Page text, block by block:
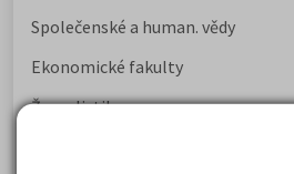
Společenské a human. vědy
Ekonomické fakulty
Žurnalistika